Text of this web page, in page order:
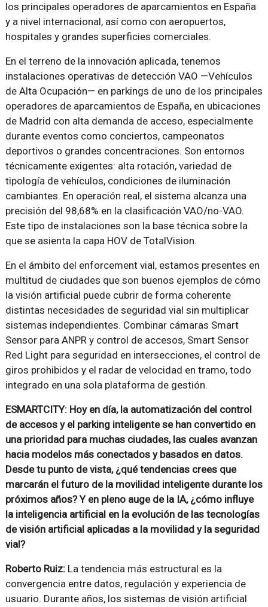
los principales operadores de aparcamientos en España
y a nivel internacional, así como con aeropuertos,
hospitales y grandes superficies comerciales.
En el terreno de la innovación aplicada, tenemos
instalaciones operativas de detección VAO —Vehículos
de Alta Ocupación— en parkings de uno de los principales
operadores de aparcamientos de España, en ubicaciones
de Madrid con alta demanda de acceso, especialmente
durante eventos como conciertos, campeonatos
deportivos o grandes concentraciones. Son entornos
técnicamente exigentes: alta rotación, variedad de
tipología de vehículos, condiciones de iluminación
cambiantes. En operación real, el sistema alcanza una
precisión del 98,68% en la clasificación VAO/no-VAO.
Este tipo de instalaciones son la base técnica sobre la
que se asienta la capa HOV de TotalVision.
En el ámbito del enforcement vial, estamos presentes en
multitud de ciudades que son buenos ejemplos de cómo
la visión artificial puede cubrir de forma coherente
distintas necesidades de seguridad vial sin multiplicar
sistemas independientes. Combinar cámaras Smart
Sensor para ANPR y control de accesos, Smart Sensor
Red Light para seguridad en intersecciones, el control de
giros prohibidos y el radar de velocidad en tramo, todo
integrado en una sola plataforma de gestión.
ESMARTCITY: Hoy en día, la automatización del control
de accesos y el parking inteligente se han convertido en
una prioridad para muchas ciudades, las cuales avanzan
hacia modelos más conectados y basados en datos.
Desde tu punto de vista, ¿qué tendencias crees que
marcarán el futuro de la movilidad inteligente durante los
próximos años? Y en pleno auge de la IA, ¿cómo influye
la inteligencia artificial en la evolución de las tecnologías
de visión artificial aplicadas a la movilidad y la seguridad
vial?
Roberto Ruiz: La tendencia más estructural es la
convergencia entre datos, regulación y experiencia de
usuario. Durante años, los sistemas de visión artificial